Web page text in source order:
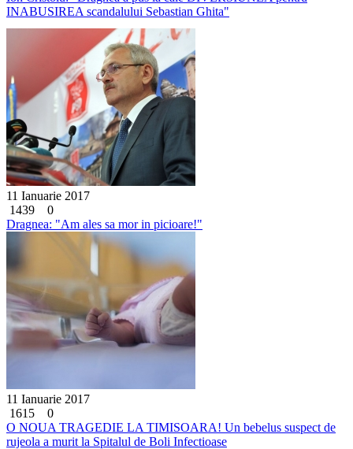
INABUSIREA scandalului Sebastian Ghita"
11 Ianuarie 2017
1439
0
Dragnea: "Am ales sa mor in picioare!"
11 Ianuarie 2017
1615
0
O NOUA TRAGEDIE LA TIMISOARA! Un bebelus suspect de
rujeola a murit la Spitalul de Boli Infectioase